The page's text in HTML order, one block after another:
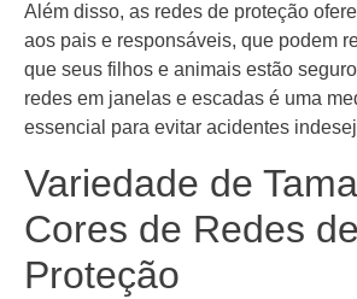
Além disso, as redes de proteção
aos pais e responsáveis, que podem
que seus filhos e animais estão
redes em janelas e escadas é uma
essencial para evitar acidentes
Variedade de
Cores de Redes de
Proteção